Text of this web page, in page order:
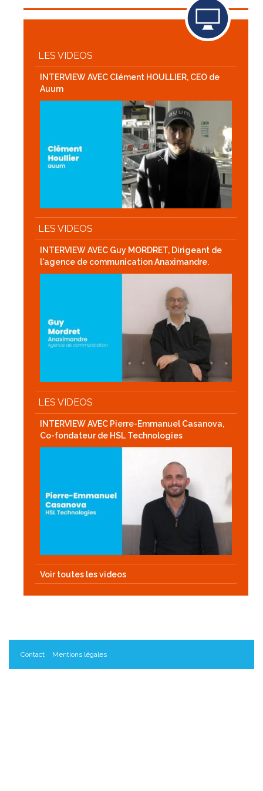
LES VIDEOS
INTERVIEW AVEC Clément HOULLIER, CEO de
Auum
LES VIDEOS
INTERVIEW AVEC Guy MORDRET, Dirigeant de
l'agence de communication Anaximandre.
LES VIDEOS
INTERVIEW AVEC Pierre-Emmanuel Casanova,
Co-fondateur de HSL Technologies
Voir toutes les videos
Contact Mentions légales